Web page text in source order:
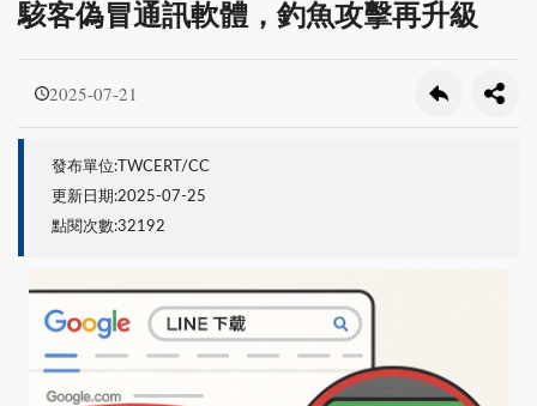
駭客偽冒通訊軟體，釣魚攻擊再升級
2025-07-21
發布單位:TWCERT/CC
更新日期:2025-07-25
點閱次數:32192